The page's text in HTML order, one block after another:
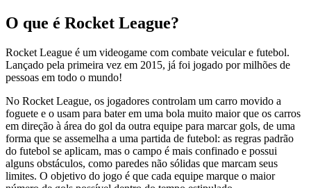
O que é Rocket League?
Rocket League é um videogame com combate veicular e futebol.
Lançado pela primeira vez em 2015, já foi jogado por milhões de
pessoas em todo o mundo!
No Rocket League, os jogadores controlam um carro movido a
foguete e o usam para bater em uma bola muito maior que os carros
em direção à área do gol da outra equipe para marcar gols, de uma
forma que se assemelha a uma partida de futebol: as regras padrão
do futebol se aplicam, mas o campo é mais confinado e possui
alguns obstáculos, como paredes não sólidas que marcam seus
limites. O objetivo do jogo é que cada equipe marque o maior